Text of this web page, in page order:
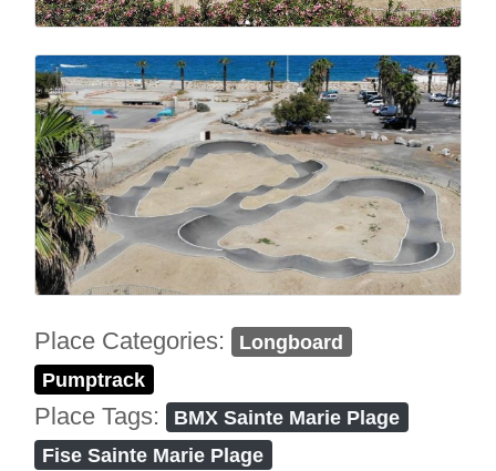
Place Categories:
Longboard
Pumptrack
Place Tags:
BMX Sainte Marie Plage
Fise Sainte Marie Plage